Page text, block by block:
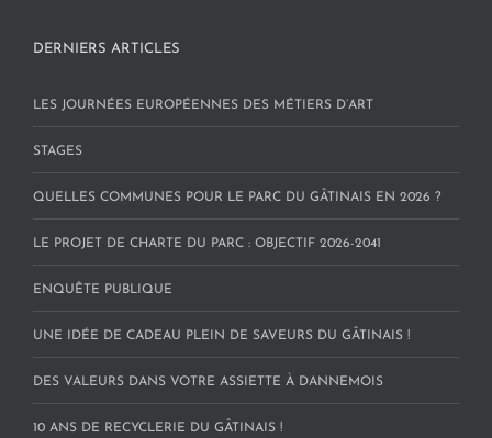
DERNIERS ARTICLES
LES JOURNÉES EUROPÉENNES DES MÉTIERS D’ART
STAGES
QUELLES COMMUNES POUR LE PARC DU GÂTINAIS EN 2026 ?
LE PROJET DE CHARTE DU PARC : OBJECTIF 2026-2041
ENQUÊTE PUBLIQUE
UNE IDÉE DE CADEAU PLEIN DE SAVEURS DU GÂTINAIS !
DES VALEURS DANS VOTRE ASSIETTE À DANNEMOIS
10 ANS DE RECYCLERIE DU GÂTINAIS !